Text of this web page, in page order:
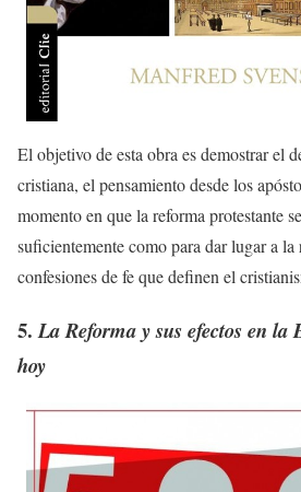
El objetivo de esta obra es demostrar el
cristiana, el pensamiento desde los
momento en que la reforma protestante
suficientemente como para dar lugar a la
confesiones de fe que definen el
5.La Reforma y sus efectos en la
hoy